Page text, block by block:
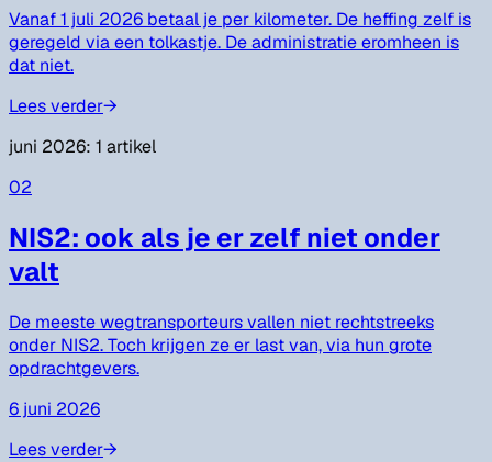
Vanaf 1 juli 2026 betaal je per kilometer. De heffing zelf is
geregeld via een tolkastje. De administratie eromheen is
dat niet.
Lees verder→
juni 2026: 1 artikel
02
NIS2: ook als je er zelf niet onder
valt
De meeste wegtransporteurs vallen niet rechtstreeks
onder NIS2. Toch krijgen ze er last van, via hun grote
opdrachtgevers.
6 juni 2026
Lees verder→